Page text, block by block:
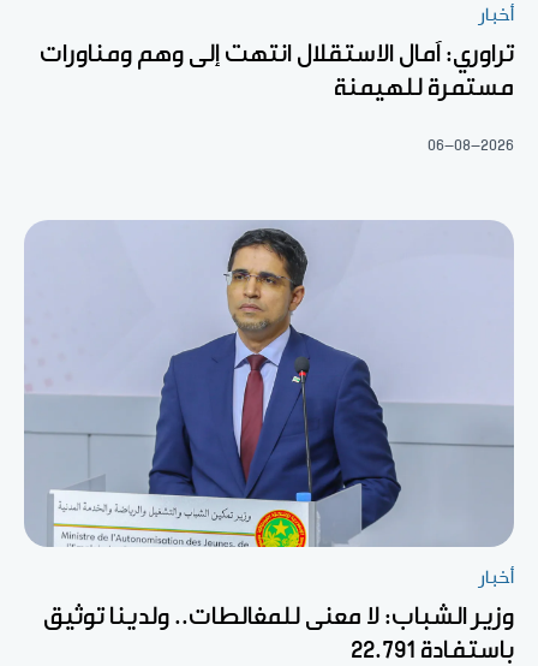
أخبار
تراوري: آمال الاستقلال انتهت إلى وهم ومناورات
مستمرة للهيمنة
06-08-2026
أخبار
وزير الشباب: لا معنى للمغالطات.. ولدينا توثيق
باستفادة 22.791